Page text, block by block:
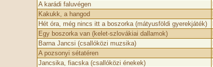
A karádi faluvégen
Kakukk, a hangod
Hét óra, még nincs itt a boszorka (mátyusföldi gyerekjáték)
Egy boszorka van (kelet-szlovákiai dallamok)
Barna Jancsi (csallóközi muzsika)
A pozsonyi sétatéren
Jancsika, fiacska (csallóközi énekek)